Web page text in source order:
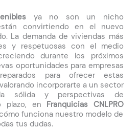
ya no son un nicho
convirtiendo en el nuevo
La demanda de viviendas más
y respetuosas con el medio
durante los próximos
oportunidades para empresas
para ofrecer estas
incorporarte a un sector
sólida y perspectivas de
plazo, en Franquicias CNLPRO
funciona nuestro modelo de
tus dudas.